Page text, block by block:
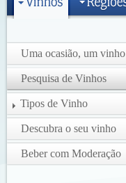
Uma ocasião, um vinho
Pesquisa de Vinhos
Tipos de Vinho
Descubra o seu vinho
Beber com Moderação